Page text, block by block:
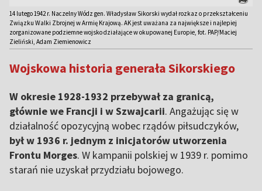
14 lutego 1942 r. Naczelny Wódz gen. Władysław Sikorski wydał rozkaz o przekształceniu
Związku Walki Zbrojnej w Armię Krajową. AK jest uważana za największe i najlepiej
zorganizowane podziemne wojsko działające w okupowanej Europie, fot. PAP/Maciej
Zieliński, Adam Ziemienowicz
Wojskowa historia generała Sikorskiego
W okresie 1928-1932 przebywał za granicą,
głównie we Francji i w Szwajcarii. Angażując się w
działalność opozycyjną wobec rządów piłsudczyków,
był w 1936 r. jednym z inicjatorów utworzenia
Frontu Morges. W kampanii polskiej w 1939 r. pomimo
starań nie uzyskał przydziału bojowego.